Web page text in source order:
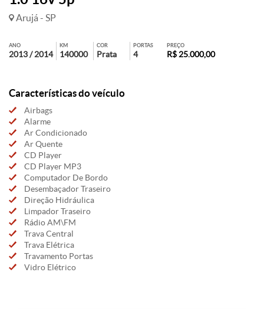
Arujá - SP
ANO
2013 / 2014
KM
140000
COR
Prata
PORTAS
4
PREÇO
R$ 25.000,00
Características do veículo
Airbags
Alarme
Ar Condicionado
Ar Quente
CD Player
CD Player MP3
Computador De Bordo
Desembaçador Traseiro
Direção Hidráulica
Limpador Traseiro
Rádio AM\FM
Trava Central
Trava Elétrica
Travamento Portas
Vidro Elétrico